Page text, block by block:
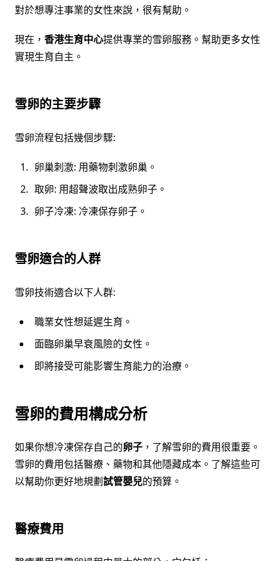
對於想專注事業的女性來說，很有幫助。
現在， 香港生育中心提供專業的雪卵服務。幫助更多女性
實現生育自主。
雪卵的主要步驟
雪卵流程包括幾個步驟:
卵巢刺激: 用藥物刺激卵巢。
取卵: 用超聲波取出成熟卵子。
卵子冷凍: 冷凍保存卵子。
雪卵適合的人群
雪卵技術適合以下人群:
職業女性想延遲生育。
面臨卵巢早衰風險的女性。
即將接受可能影響生育能力的治療。
雪卵的費用構成分析
如果你想冷凍保存自己的卵子 ，了解雪卵的費用很重要。
雪卵的費用包括醫療、藥物和其他隱藏成本。了解這些可
以幫助你更好地規劃試管嬰兒的預算。
醫療費用